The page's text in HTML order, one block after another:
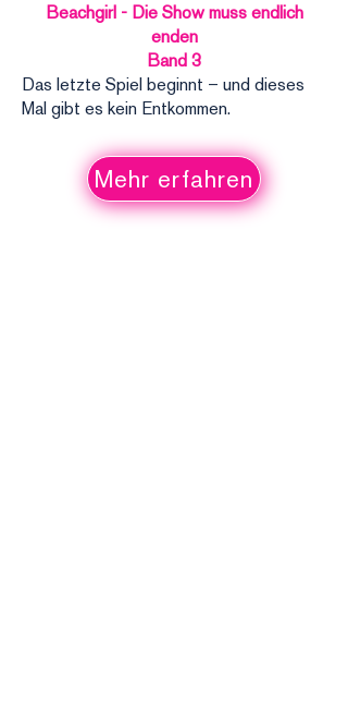
Beachgirl - Die Show muss endlich
enden
Band 3
Das letzte Spiel beginnt – und dieses
Mal gibt es kein Entkommen.
Mehr erfahren